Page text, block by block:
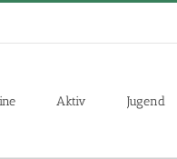
Aktiv Jugend